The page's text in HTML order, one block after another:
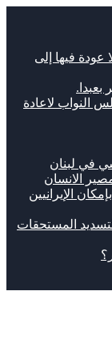
فيها إلى
مجلس النواب لاعادة
الانسان
الإيرانيين
المستحقات